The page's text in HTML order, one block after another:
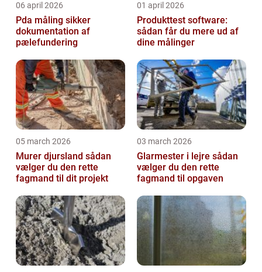
06 april 2026
Pda måling sikker
dokumentation af
pælefundering
01 april 2026
Produkttest software:
sådan får du mere ud af
dine målinger
05 march 2026
Murer djursland sådan
vælger du den rette
fagmand til dit projekt
03 march 2026
Glarmester i lejre sådan
vælger du den rette
fagmand til opgaven